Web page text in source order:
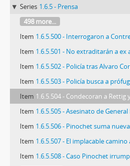
Series 1.6.5 - Prensa
498 more...
Item 1.6.5.500 - Interrogaron a
Item 1.6.5.501 - No extraditarán a ex
Item 1.6.5.502 - Policía tras Alvaro
Item 1.6.5.503 - Policía busca a
Item 1.6.5.504 - Condecoran a Rettig y Castillo
Item 1.6.5.505 - Asesinato de General Prats
Item 1.6.5.506 - Pinochet suma
Item 1.6.5.507 - El implacable camino
Item 1.6.5.508 - Caso Pinochet